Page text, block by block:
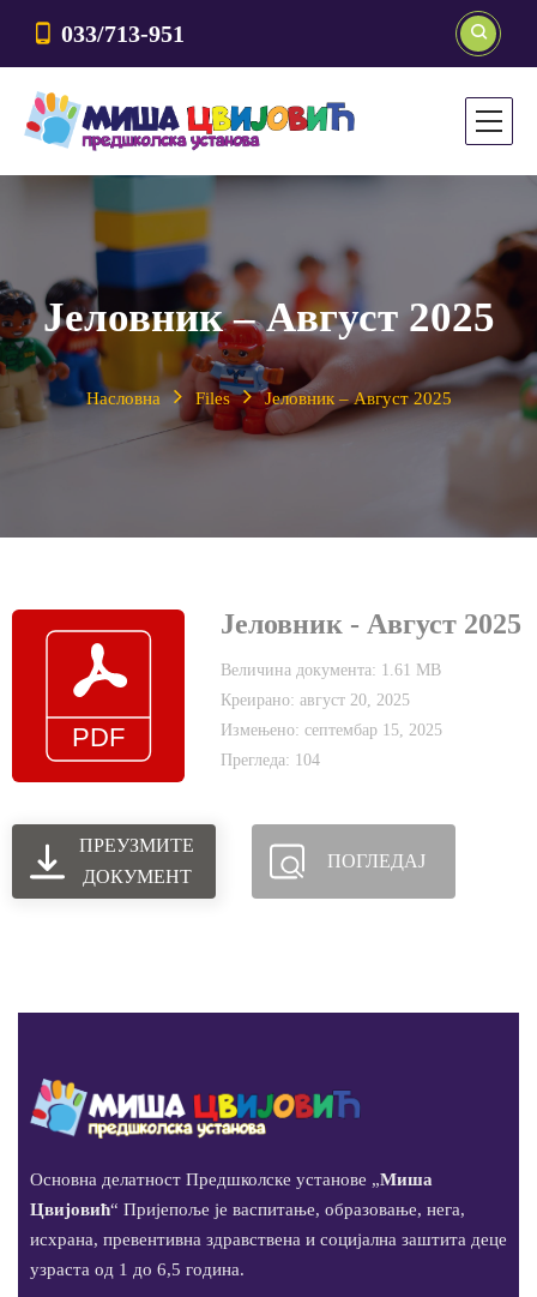
033/713-951
Јеловник – Август 2025
Насловна Files Јеловник – Август 2025
Јеловник - Август 2025
Величина документа: 1.61 MB
Креирано: август 20, 2025
Измењено: септембар 15, 2025
Прегледа: 104
ПРЕУЗМИТЕ
ДОКУМЕНТ
ПОГЛЕДАЈ
Основна делатност Предшколске установе „Миша
Цвијовић“ Пријепоље је васпитање, образовање, нега,
исхрана, превентивна здравствена и социјална заштита деце
узраста од 1 до 6,5 година.